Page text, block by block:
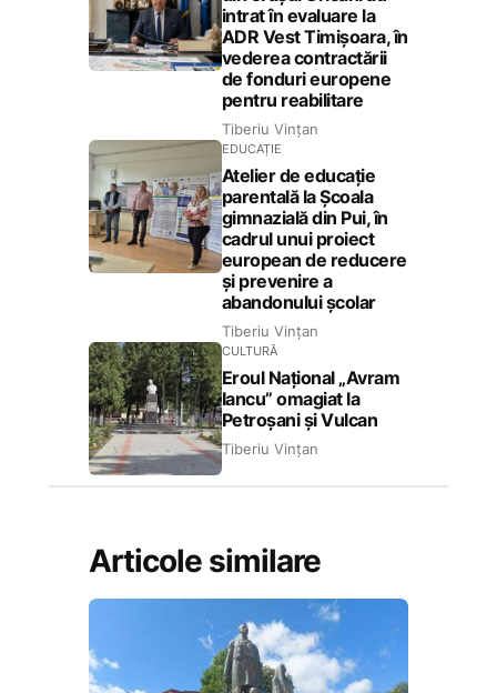
intrat în evaluare la
ADR Vest Timișoara, în
vederea contractării
de fonduri europene
pentru reabilitare
Tiberiu Vințan
EDUCAȚIE
Atelier de educație
parentală la Școala
gimnazială din Pui, în
cadrul unui proiect
european de reducere
și prevenire a
abandonului școlar
Tiberiu Vințan
CULTURĂ
Eroul Național „Avram
Iancu” omagiat la
Petroșani și Vulcan
Tiberiu Vințan
Articole similare